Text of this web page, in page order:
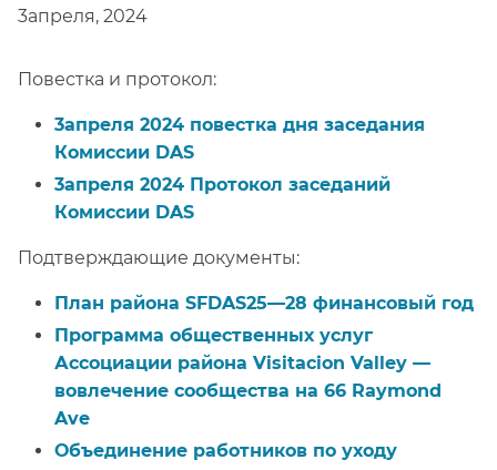
3апреля, 2024​​
Повестка и протокол:​​
3апреля 2024 повестка дня заседания
Комиссии DAS​​
3апреля 2024 Протокол заседаний
Комиссии DAS​​
Подтверждающие документы:​​
План района SFDAS25—28 финансовый год​​
Программа общественных услуг
Ассоциации района Visitacion Valley —
вовлечение сообщества на 66 Raymond
Ave​​
Объединение работников по уходу​​